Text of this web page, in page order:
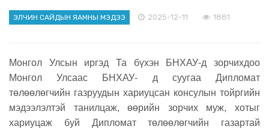
ЭЛЧИН САЙДЫН ЯАМНЫ МЭДЭЭ 2025-12-11 1881
Монгол Улсын иргэд Та бүхэн БНХАУ-д зорчихдоо
Монгол Улсаас БНХАУ- д суугаа Дипломат
төлөөлөгчийн газруудын хариуцсан консулын тойргийн
мэдээлэлтэй танилцаж, өөрийн зорчих муж, хотыг
хариуцаж буй Дипломат төлөөлөгчийн газартай